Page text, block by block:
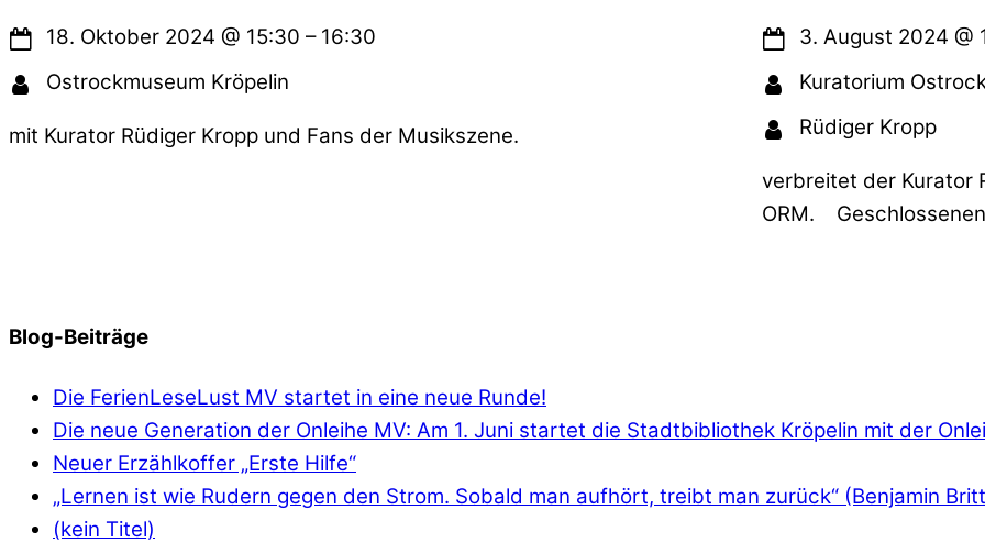
18. Oktober 2024 @ 15:30 – 16:30
Ostrockmuseum Kröpelin
mit Kurator Rüdiger Kropp und Fans der Musikszene.
3. August 2024 @
Kuratorium
Rüdiger Kropp
verbreitet der Kurator
ORM.
Blog-Beiträge
Die FerienLeseLust MV startet in eine neue Runde!
Die neue Generation der Onleihe MV: Am 1. Juni startet die Stadtbibliothek Kröpelin mit der
Neuer Erzählkoffer „Erste Hilfe“
„Lernen ist wie Rudern gegen den Strom. Sobald man aufhört, treibt man zurück“ (Benjamin
(kein Titel)